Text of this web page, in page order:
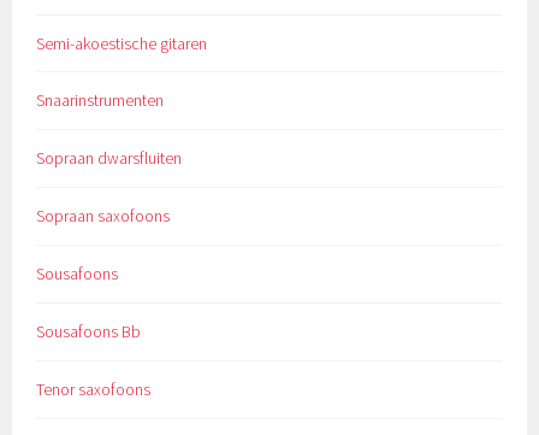
Semi-akoestische gitaren
Snaarinstrumenten
Sopraan dwarsfluiten
Sopraan saxofoons
Sousafoons
Sousafoons Bb
Tenor saxofoons